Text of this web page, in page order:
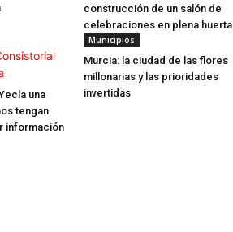
construcción de un salón de
celebraciones en plena huerta
una
tengan
información
Municipios
Murcia: la ciudad de las flores
millonarias y las prioridades
invertidas